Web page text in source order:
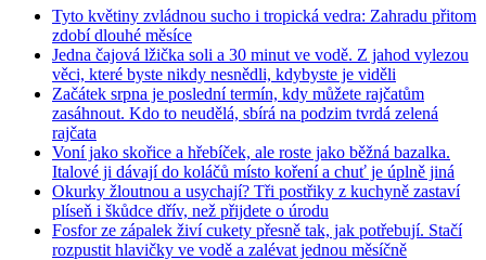
Tyto květiny zvládnou sucho i tropická vedra: Zahradu přitom
zdobí dlouhé měsíce
Jedna čajová lžička soli a 30 minut ve vodě. Z jahod vylezou
věci, které byste nikdy nesnědli, kdybyste je viděli
Začátek srpna je poslední termín, kdy můžete rajčatům
zasáhnout. Kdo to neudělá, sbírá na podzim tvrdá zelená
rajčata
Voní jako skořice a hřebíček, ale roste jako běžná bazalka.
Italové ji dávají do koláčů místo koření a chuť je úplně jiná
Okurky žloutnou a usychají? Tři postřiky z kuchyně zastaví
plíseň i škůdce dřív, než přijdete o úrodu
Fosfor ze zápalek živí cukety přesně tak, jak potřebují. Stačí
rozpustit hlavičky ve vodě a zalévat jednou měsíčně